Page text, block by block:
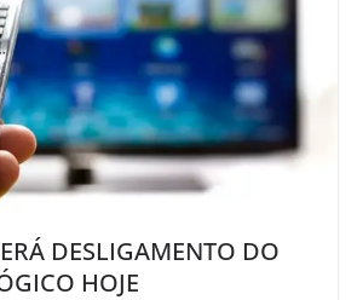
DESLIGAMENTO DO
HOJE